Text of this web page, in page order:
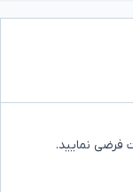
فرضی نمایید.